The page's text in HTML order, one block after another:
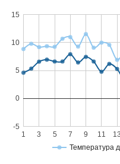
Температура
1 3 5 7 9 11
-5
0
5
10
15